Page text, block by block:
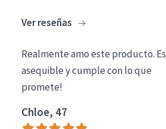
Limpieza
COLECCIÓN
Essentials
Ver reseñas
Realmente amo este producto. Es
asequible y cumple con lo que
promete!
Chloe, 47